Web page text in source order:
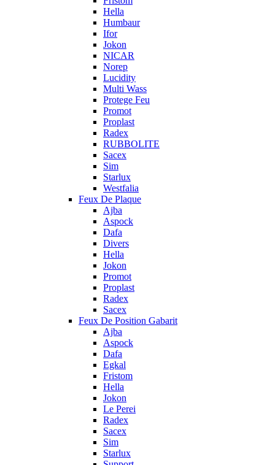
Hella
Humbaur
Ifor
Jokon
NICAR
Norep
Lucidity
Multi Wass
Protege Feu
Promot
Proplast
Radex
RUBBOLITE
Sacex
Sim
Starlux
Westfalia
Feux De Plaque
Ajba
Aspock
Dafa
Divers
Hella
Jokon
Promot
Proplast
Radex
Sacex
Feux De Position Gabarit
Ajba
Aspock
Dafa
Egkal
Fristom
Hella
Jokon
Le Perei
Radex
Sacex
Sim
Starlux